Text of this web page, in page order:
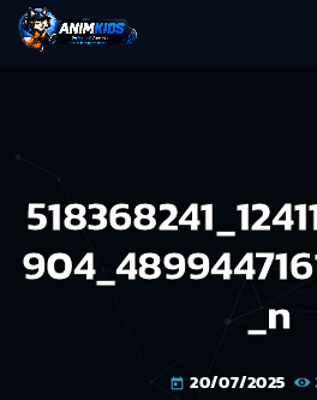
_n
today 20/07/2025